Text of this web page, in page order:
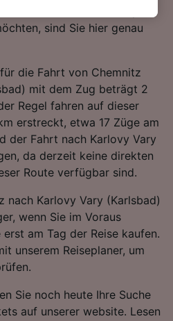
Chemnitz nach Karlovy
sind Sie hier genau
die Fahrt von Chemnitz
mit dem Zug beträgt 2
Regel fahren auf dieser
erstreckt, etwa 17 Züge am
der Fahrt nach Karlovy Vary
da derzeit keine direkten
Route verfügbar sind.
nach Karlovy Vary (Karlsbad)
wenn Sie im Voraus
am Tag der Reise kaufen.
unserem Reiseplaner, um
Sie noch heute Ihre Suche
auf unserer website. Lesen
die Seite der
Diese Präferenzen
auf Surfdaten. Ihre
Tracking-Zwecke
uns gebeten haben, Ihr
verfolgen.
verarbeiten Daten, um
Standortdaten.
zur Identifikation
von oder Zugriff auf
Endgerät.
und Inhalte, Messung
der Performance von
sowie